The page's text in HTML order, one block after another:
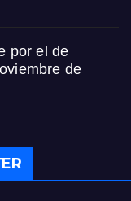
por el de
de